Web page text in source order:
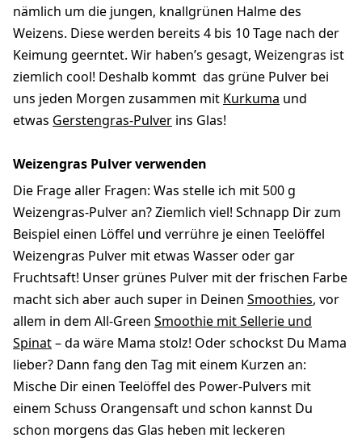
nämlich um die jungen, knallgrünen Halme des
Weizens. Diese werden bereits 4 bis 10 Tage nach der
Keimung geerntet. Wir haben’s gesagt, Weizengras ist
ziemlich cool! Deshalb kommt das grüne Pulver bei
uns jeden Morgen zusammen mit Kurkuma und
etwas Gerstengras-Pulver ins Glas!
Weizengras Pulver verwenden
Die Frage aller Fragen: Was stelle ich mit 500 g
Weizengras-Pulver an? Ziemlich viel! Schnapp Dir zum
Beispiel einen Löffel und verrühre je einen Teelöffel
Weizengras Pulver mit etwas Wasser oder gar
Fruchtsaft! Unser grünes Pulver mit der frischen Farbe
macht sich aber auch super in Deinen Smoothies, vor
allem in dem All-Green Smoothie mit Sellerie und
Spinat– da wäre Mama stolz! Oder schockst Du Mama
lieber? Dann fang den Tag mit einem Kurzen an:
Mische Dir einen Teelöffel des Power-Pulvers mit
einem Schuss Orangensaft und schon kannst Du
schon morgens das Glas heben mit leckeren